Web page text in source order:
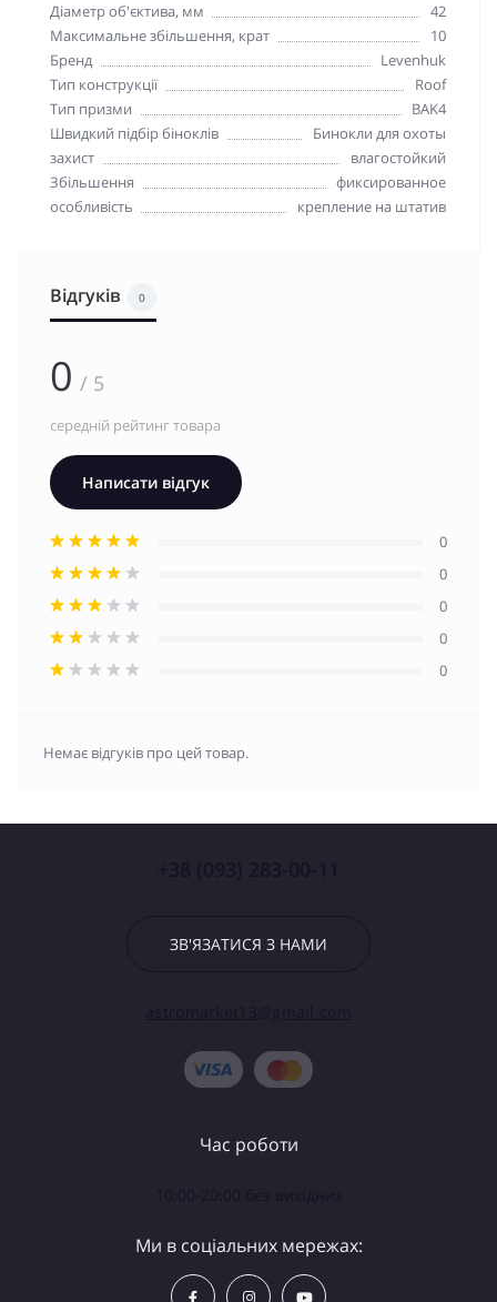
Діаметр об'єктива, мм
42
Максимальне збільшення, крат
10
Бренд
Levenhuk
Тип конструкції
Roof
Тип призми
BAK4
Швидкий підбір біноклів
Бинокли для охоты
захист
влагостойкий
Збільшення
фиксированное
особливість
крепление на штатив
Відгуків 0
0 / 5
середній рейтинг товара
Написати відгук
0
0
0
0
0
Немає відгуків про цей товар.
ЗВ'ЯЗАТИСЯ З НАМИ
Час роботи
Ми в соціальних мережах: